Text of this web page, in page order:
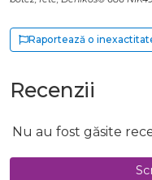
Raportează o
Recenzii
Nu au fost găsite